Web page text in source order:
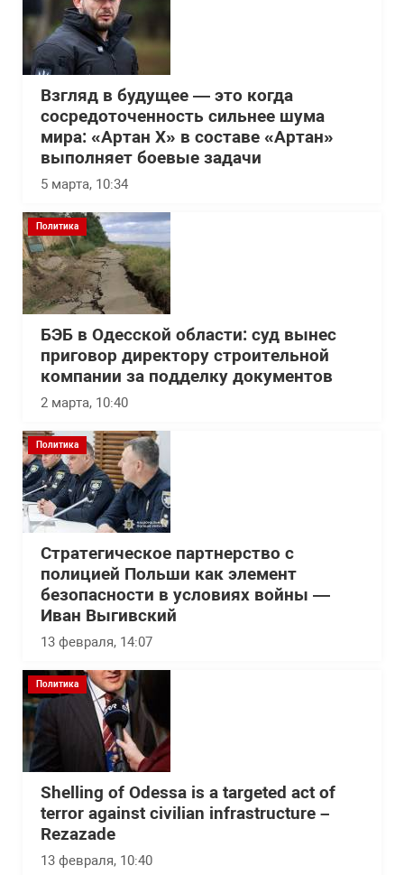
Взгляд в будущее — это когда
сосредоточенность сильнее шума
мира: «Артан Х» в составе «Артан»
выполняет боевые задачи
5 марта, 10:34
Политика
БЭБ в Одесской области: суд вынес
приговор директору строительной
компании за подделку документов
2 марта, 10:40
Политика
Стратегическое партнерство с
полицией Польши как элемент
безопасности в условиях войны —
Иван Выгивский
13 февраля, 14:07
Политика
Shelling of Odessa is a targeted act of
terror against civilian infrastructure –
Rezazade
13 февраля, 10:40